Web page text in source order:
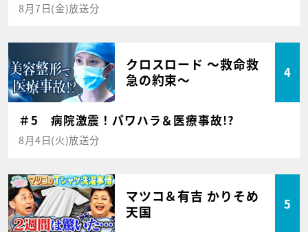
8月7日(金)放送分
クロスロード ～救命救
急の約束～
4
＃5 病院激震！パワハラ＆医療事故!?
8月4日(火)放送分
マツコ＆有吉 かりそめ
天国
5